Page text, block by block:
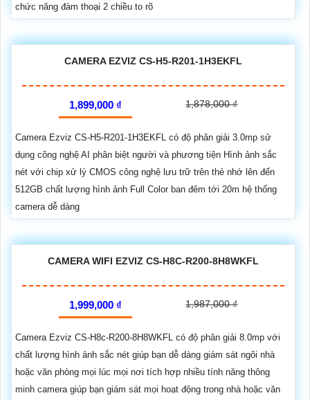
chức năng đàm thoại 2 chiều to rõ
CAMERA EZVIZ CS-H5-R201-1H3EKFL
1,899,000 ₫ 1,878,000 ₫
Camera Ezviz CS-H5-R201-1H3EKFL có độ phân giải 3.0mp sử
dụng công nghệ AI phân biệt người và phương tiện Hình ảnh sắc
nét với chip xử lý CMOS công nghệ lưu trữ trên thẻ nhớ lên đến
512GB chất lượng hình ảnh Full Color ban đêm tới 20m hệ thống
camera dễ dàng
CAMERA WIFI EZVIZ CS-H8C-R200-8H8WKFL
1,999,000 ₫ 1,987,000 ₫
Camera Ezviz CS-H8c-R200-8H8WKFL có độ phân giải 8.0mp với
chất lượng hình ảnh sắc nét giúp bạn dễ dàng giám sát ngôi nhà
hoặc văn phòng mọi lúc mọi nơi tích hợp nhiều tính năng thông
minh camera giúp bạn giám sát mọi hoạt động trong nhà hoặc văn